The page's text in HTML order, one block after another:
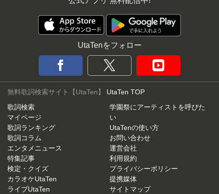
UtaTenをフォロー
無料歌詞検索サイト【UtaTen】 UtaTen TOP
歌詞検索
マイページ
歌詞ランキング
歌詞コラム
エンタメニュース
特集記事
検定・クイズ
カラオケUtaTen
ライブUtaTen
学園祭にアーティストを呼びた
い
UtaTenの使い方
お問い合わせ
運営会社
利用規約
プライバシーポリシー
提携媒体
サイトマップ